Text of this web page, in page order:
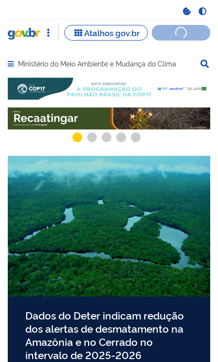
Abrir menu principal de navegação
Ministério do Meio Ambiente e Mudança do Clima
Serviços recomendados para você Serviços
Dados do Deter indicam redução
dos alertas de desmatamento na
Amazônia e no Cerrado no
intervalo de 2025-2026